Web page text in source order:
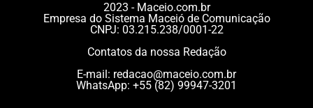
2023 - Maceio.com.br
Empresa do Sistema Maceió de Comunicação
CNPJ: 03.215.238/0001-22
Contatos da nossa Redação
E-mail: redacao@maceio.com.br
WhatsApp: +55 (82) 99947-3201